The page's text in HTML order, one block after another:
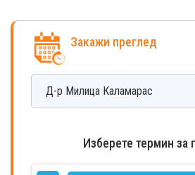
Закажи преглед
Д-р Милица Каламарас
Изберете термин за